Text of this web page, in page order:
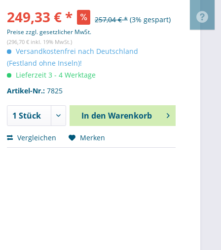
249,33 € * 257,04 € * (3% gespart)
Preise zzgl. gesetzlicher MwSt.
(296,70 € inkl. 19% MwSt.)
Versandkostenfrei nach Deutschland
(Festland ohne Inseln)!
Lieferzeit 3 - 4 Werktage
Artikel-Nr.: 7825
In den Warenkorb
Vergleichen Merken